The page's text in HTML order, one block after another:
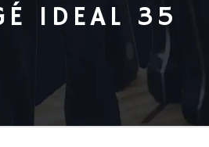
IDEAL 35